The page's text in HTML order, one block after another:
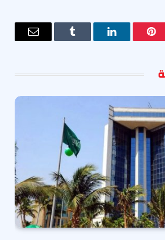
بينتيريستلينكدإن Tumblr
البريد